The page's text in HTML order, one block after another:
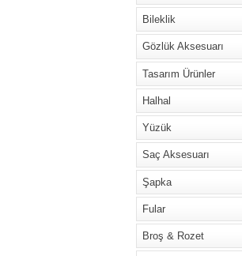
Bileklik
Gözlük Aksesuarı
Tasarım Ürünler
Halhal
Yüzük
Saç Aksesuarı
Şapka
Fular
Broş & Rozet